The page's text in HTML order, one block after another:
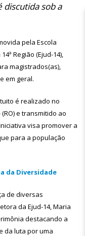
discutida sob a
pela Escola
Região (Ejud-14),
magistrados(as),
em geral.
é realizado no
e transmitido ao
visa promover a
para a população
da Diversidade
de diversas
da Ejud-14, Maria
destacando a
da luta por uma